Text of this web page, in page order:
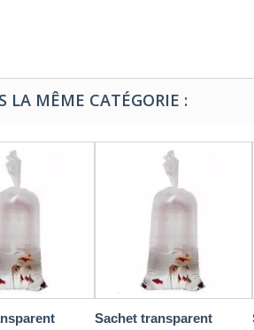
LA MÊME CATÉGORIE :
Sachet transparent